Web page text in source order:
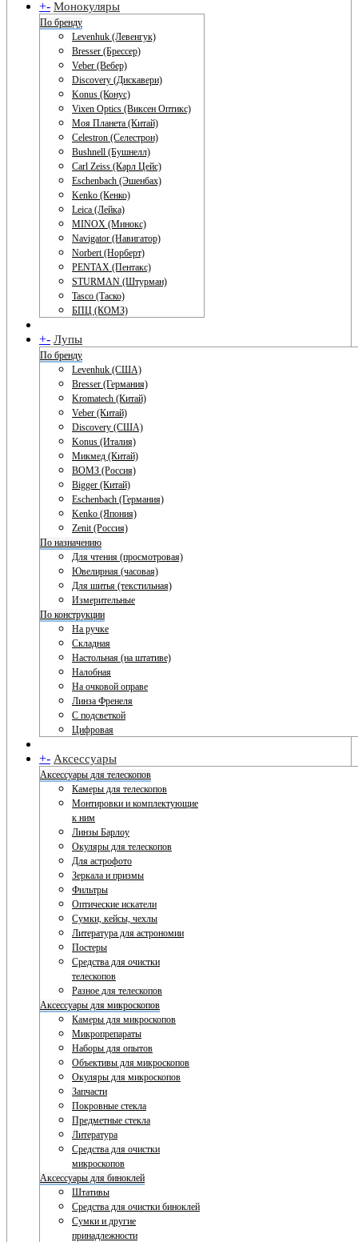
+- Монокуляры
По бренду
Levenhuk (Левенгук)
Bresser (Брессер)
Veber (Вебер)
Discovery (Дискавери)
Konus (Конус)
Vixen Optics (Виксен Оптикс)
Моя Планета (Китай)
Celestron (Селестрон)
Bushnell (Бушнелл)
Carl Zeiss (Карл Цейс)
Eschenbach (Эшенбах)
Kenko (Кенко)
Leica (Лейка)
MINOX (Минокс)
Navigator (Навигатор)
Norbert (Норберт)
PENTAX (Пентакс)
STURMAN (Штурман)
Tasco (Таско)
БПЦ (КОМЗ)
+- Лупы
По бренду
Levenhuk (США)
Bresser (Германия)
Kromatech (Китай)
Veber (Китай)
Discovery (США)
Konus (Италия)
Микмед (Китай)
ВОМЗ (Россия)
Bigger (Китай)
Eschenbach (Германия)
Kenko (Япония)
Zenit (Россия)
По назначению
Для чтения (просмотровая)
Ювелирная (часовая)
Для шитья (текстильная)
Измерительные
По конструкции
На ручке
Складная
Настольная (на штативе)
Налобная
На очковой оправе
Линза Френеля
С подсветкой
Цифровая
+- Аксессуары
Аксессуары для телескопов
Камеры для телескопов
Монтировки и комплектующие
к ним
Линзы Барлоу
Окуляры для телескопов
Для астрофото
Зеркала и призмы
Фильтры
Оптические искатели
Сумки, кейсы, чехлы
Литература для астрономии
Постеры
Средства для очистки
телескопов
Разное для телескопов
Аксессуары для микроскопов
Камеры для микроскопов
Микропрепараты
Наборы для опытов
Объективы для микроскопов
Окуляры для микроскопов
Запчасти
Покровные стекла
Предметные стекла
Литература
Средства для очистки
микроскопов
Аксессуары для биноклей
Штативы
Средства для очистки биноклей
Сумки и другие
принадлежности